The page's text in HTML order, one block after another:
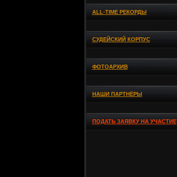
ALL-TIME РЕКОРДЫ
СУДЕЙСКИЙ КОРПУС
ФОТОАРХИВ
НАШИ ПАРТНЁРЫ
ПОДАТЬ ЗАЯВКУ НА УЧАСТИЕ